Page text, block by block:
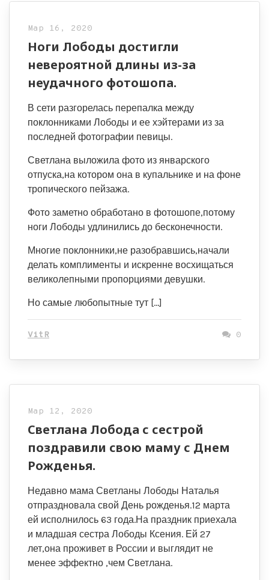
Мар 16, 2020
Ноги Лободы достигли
невероятной длины из-за
неудачного фотошопа.
В сети разгорелась перепалка между
поклонниками Лободы и ее хэйтерами из за
последней фотографии певицы.
Светлана выложила фото из январского
отпуска,на котором она в купальнике и на фоне
тропического пейзажа.
Фото заметно обработано в фотошопе,потому
ноги Лободы удлинились до бесконечности.
Многие поклонники,не разобравшись,начали
делать комплименты и искренне восхищаться
великолепными пропорциями девушки.
Но самые любопытные тут […]
VitR 0
Мар 12, 2020
Светлана Лобода с сестрой
поздравили свою маму с Днем
Рожденья.
Недавно мама Светланы Лободы Наталья
отпраздновала свой День рожденья.12 марта
ей исполнилось 63 года.На праздник приехала
и младшая сестра Лободы Ксения. Ей 27
лет,она проживет в России и выглядит не
менее эффектно ,чем Светлана.